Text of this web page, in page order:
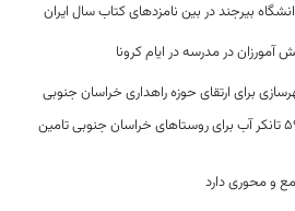
بیرجند در بین نامزد‌های کتاب سال ایران
در مدرسه در ایام کرونا
برای ارتقای حوزه راهداری خراسان جنوبی
با اجرای پویش احسان زندگی؛ ۵۹ تانکر آب برای روستاهای خراسان جنوبی تامین
و محوری دارد